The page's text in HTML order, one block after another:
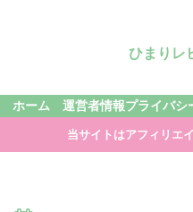
ひまりレ
ホーム 運営者情報プライバシ
当サイトはアフィリエ